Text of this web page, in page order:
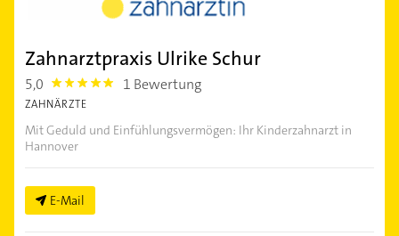
Zahnarztpraxis Ulrike Schur
5,0 5.0 1 Bewertung
ZAHNÄRZTE
Mit Geduld und Einfühlungsvermögen: Ihr Kinderzahnarzt in
Hannover
E-Mail